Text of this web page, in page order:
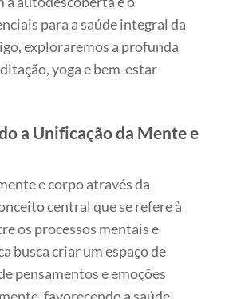
para a saúde integral da
exploraremos a profunda
yoga e bem-estar
a Unificação da Mente e
e corpo através da
central que se refere à
os processos mentais e
busca criar um espaço de
pensamentos e emoções